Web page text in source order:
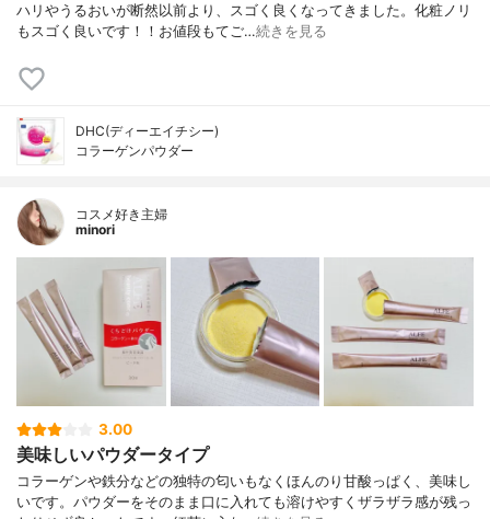
ハリやうるおいが断然以前より、スゴく良くなってきました。化粧ノリ
もスゴく良いです！！お値段もてご…続きを見る
DHC(ディーエイチシー)
コラーゲンパウダー
コスメ好き主婦
minori
3.00
美味しいパウダータイプ
コラーゲンや鉄分などの独特の匂いもなくほんのり甘酸っぱく、美味し
いです。パウダーをそのまま口に入れても溶けやすくザラザラ感が残っ